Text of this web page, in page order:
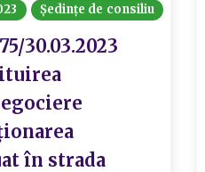
Ședințe de consiliu
30.03.2023
în strada